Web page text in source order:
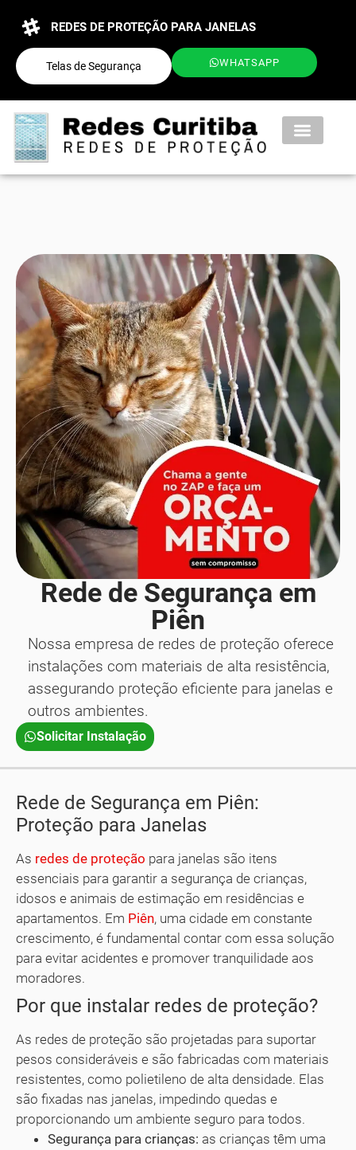
REDES DE PROTEÇÃO PARA JANELAS
Telas de Segurança WHATSAPP
Rede de Segurança em
Piên
Nossa empresa de redes de proteção oferece
instalações com materiais de alta resistência,
assegurando proteção eficiente para janelas e
outros ambientes.
Solicitar Instalação
Rede de Segurança em Piên:
Proteção para Janelas
As redes de proteção para janelas são itens
essenciais para garantir a segurança de crianças,
idosos e animais de estimação em residências e
apartamentos. Em Piên, uma cidade em constante
crescimento, é fundamental contar com essa solução
para evitar acidentes e promover tranquilidade aos
moradores.
Por que instalar redes de proteção?
As redes de proteção são projetadas para suportar
pesos consideráveis e são fabricadas com materiais
resistentes, como polietileno de alta densidade. Elas
são fixadas nas janelas, impedindo quedas e
proporcionando um ambiente seguro para todos.
Segurança para crianças: as crianças têm uma